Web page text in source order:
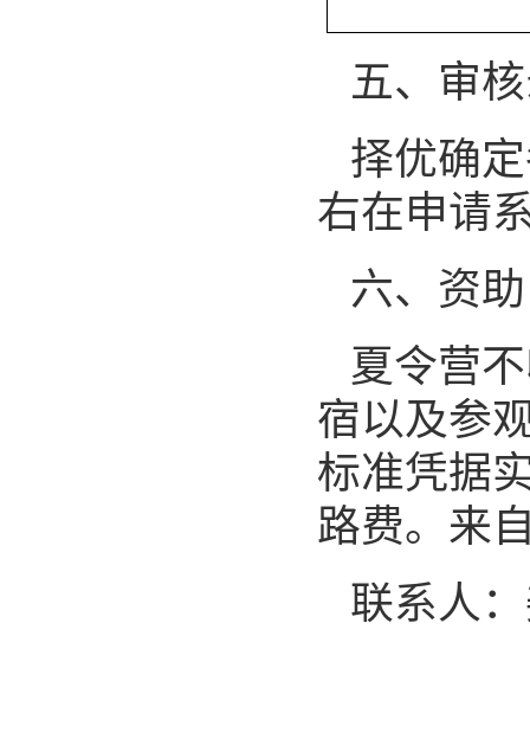
五、审
择优确
右在申请
六、资助
夏令营
宿以及参
标准凭据
路费。来
联系人